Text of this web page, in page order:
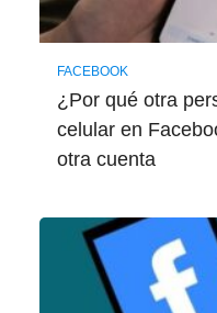
FACEBOOK
¿Por qué otra
celular en
otra cuenta